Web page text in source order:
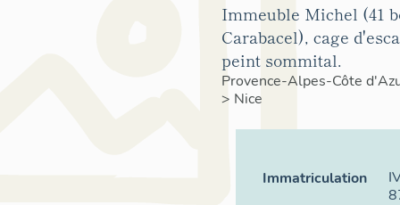
Immeuble Michel (41
Carabacel), cage
peint sommital.
Provence-Alpes-Côte
> Nice
Immatriculation